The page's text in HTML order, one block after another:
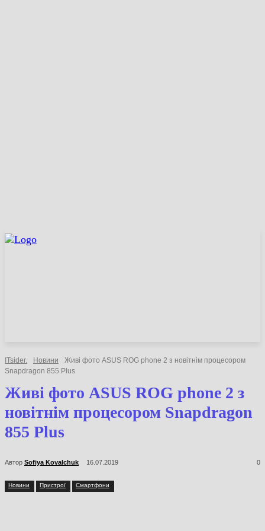
ITsider. Новини
Живі фото ASUS ROG phone 2 з новітнім процесором
Snapdragon 855 Plus
Живі фото ASUS ROG phone 2 з
новітнім процесором Snapdragon
855 Plus
Автор Sofiya Kovalchuk 16.07.2019 0
Новини Пристрої Смартфони